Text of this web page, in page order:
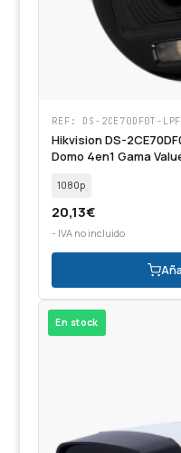
REF: DS-2CE70DF0T-
Hikvision DS-
Domo 4en1 Gama
1080p
20,13€
- IVA no incluido
En stock